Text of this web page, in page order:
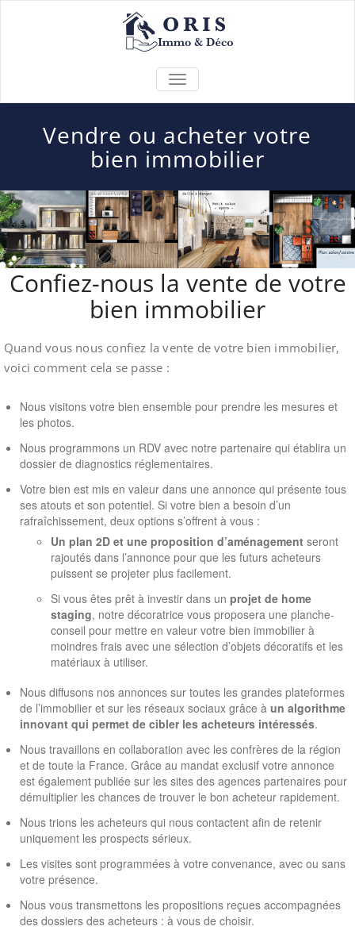
Votre projet
A à Z
AFFICHER/MASQUER
LA
NAVIGATION
Vendre ou acheter votre
bien immobilier
Confiez-nous la vente de votre
bien immobilier
Quand vous nous confiez la vente de votre bien immobilier,
voici comment cela se passe :
Nous visitons votre bien ensemble pour prendre les mesures et
les photos.
Nous programmons un RDV avec notre partenaire qui établira un
dossier de diagnostics réglementaires.
Votre bien est mis en valeur dans une annonce qui présente tous
ses atouts et son potentiel. Si votre bien a besoin d’un
rafraîchissement, deux options s’offrent à vous :
Un plan 2D et une proposition d’aménagement seront
rajoutés dans l’annonce pour que les futurs acheteurs
puissent se projeter plus facilement.
Si vous êtes prêt à investir dans un projet de home
staging, notre décoratrice vous proposera une planche-
conseil pour mettre en valeur votre bien immobilier à
moindres frais avec une sélection d’objets décoratifs et les
matériaux à utiliser.
Nous diffusons nos annonces sur toutes les grandes plateformes
de l’immobilier et sur les réseaux sociaux grâce à un algorithme
innovant qui permet de cibler les acheteurs intéressés.
Nous travaillons en collaboration avec les confrères de la région
et de toute la France. Grâce au mandat exclusif votre annonce
est également publiée sur les sites des agences partenaires pour
démultiplier les chances de trouver le bon acheteur rapidement.
Nous trions les acheteurs qui nous contactent afin de retenir
uniquement les prospects sérieux.
Les visites sont programmées à votre convenance, avec ou sans
votre présence.
Nous vous transmettons les propositions reçues accompagnées
des dossiers des acheteurs : à vous de choisir.